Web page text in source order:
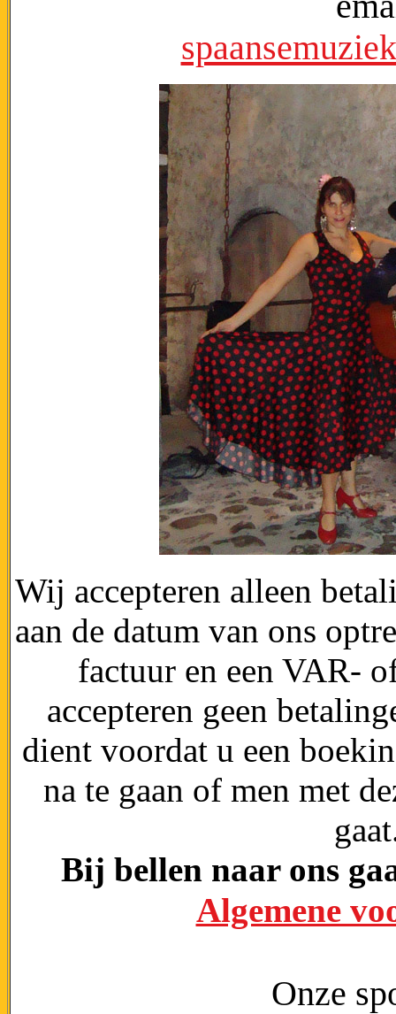
Wij accepteren alleen
aan de datum van ons
factuur en een VAR-
accepteren geen
dient voordat u een
na te gaan of men met
Bij bellen naar ons
Algemene
Onze